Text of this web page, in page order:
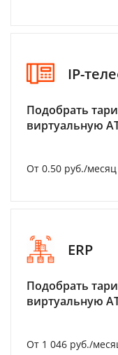
IP-
Подобрать
виртуальную
От 0.50 руб./месяц
ERP
Подобрать
виртуальную
От 1 046 руб./